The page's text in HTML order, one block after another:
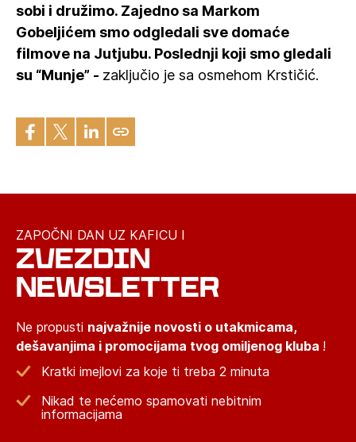
sobi i družimo. Zajedno sa Markom
Gobeljićem smo odgledali sve domaće
filmove na Jutjubu. Poslednji koji smo gledali
su “Munje” - zaključio je sa osmehom Krstičić.
ZAPOČNI DAN UZ KAFICU I
ZVEZDIN
NEWSLETTER
Ne propusti najvažnije novosti o utakmicama,
dešavanjima i promocijama tvog omiljenog kluba !
Kratki imejlovi za koje ti treba 2 minuta
Nikad te nećemo spamovati nebitnim
informacijama